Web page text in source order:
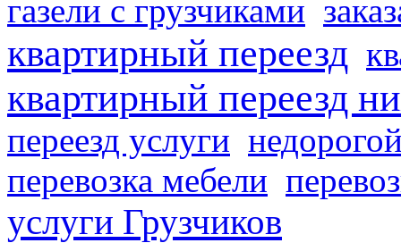
газели с грузчиками
квартирный переезд
квартирный переезд
переезд услуги
перевозка мебели
услуги Грузчиков